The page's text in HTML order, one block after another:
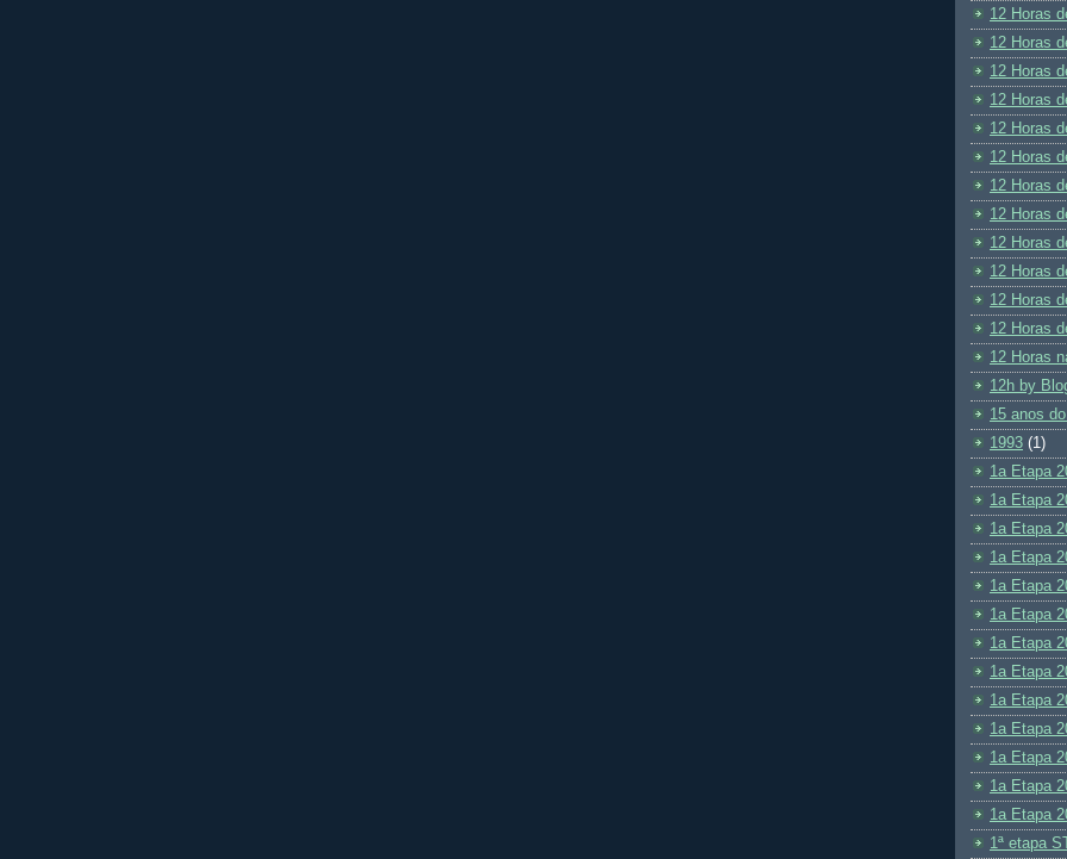
12 Horas
12 Horas
12 Horas
12 Horas
12 Horas
12 Horas
12 Horas
12 Horas
12 Horas
12 Horas
12 Horas
12 Horas
12 Horas
12h by
15 anos
1993 (1)
1a Etapa
1a Etapa
1a Etapa
1a Etapa
1a Etapa
1a Etapa
1a Etapa
1a Etapa
1a Etapa
1a Etapa
1a Etapa
1a Etapa
1a Etapa
1ª etapa